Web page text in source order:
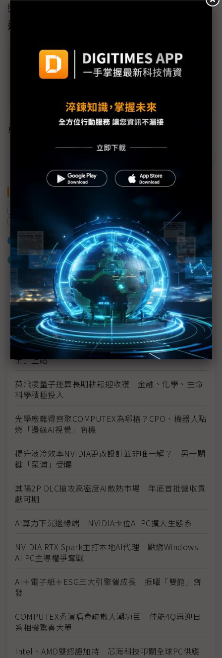
頻頻接獲來自Marvell的龐大訂單量能，後續營
運爆發力道值得期待。
延伸報導
黃仁勳揭光銅並存近10年 Marvell執行
責任編輯：何致中
AI
加入已選取到「關鍵字追蹤」
什麼是「關鍵字追蹤」
議題精選－COMPUTEX 2026
鴻海也曾上門談合作 台灣大最終攜手GMI Cloud布
局海外AIDC
不只BMW變色車要量產 全球首輛「電子紙電動巴
士」上路
英飛凌量子運算長期耕耘迎收穫 金融、化學、生命
科學積極投入
光學廠難得齊聚COMPUTEX為哪樁？CPO、機器人點
燃「邊緣AI視覺」商機
提升液冷效率NVIDIA更改設計並非唯一解？ 另一關
鍵「泵浦」受矚
其陽2P DLC搶攻高密度AI散熱市場 年底首批營收貢
獻可期
AI算力下沉邊緣端 NVIDIA卡位AI PC擴大生態系
NVIDIA RTX Spark主打本地AI代理 點燃Windows
AI PC主導權爭奪戰
AI＋電子紙＋ESG三大引擎催成長 振曜「雙館」齊
發
COMPUTEX秀演唱會疏散人潮功臣 佳能4Q再迎日
系相機驚喜大單
Intel、AMD雙認證加持 芯海科技叩關全球PC供應